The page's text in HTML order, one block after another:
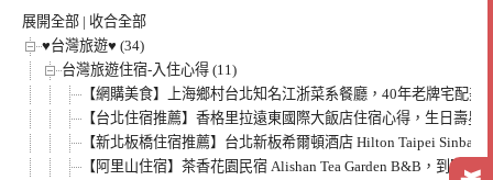
展開全部 | 收合全部
♥台灣旅遊♥ (34)
台灣旅遊住宿-入住心得 (11)
【網購美食】上海鄉村台北知名江浙菜系餐廳，40年老牌宅配
【台北住宿推薦】香格里拉遠東國際大飯店住宿心得，生日壽
【新北板橋住宿推薦】台北新板希爾頓酒店 Hilton Taipei
【阿里山住宿】茶香花園民宿 Alishan Tea Garden B&B，到阿